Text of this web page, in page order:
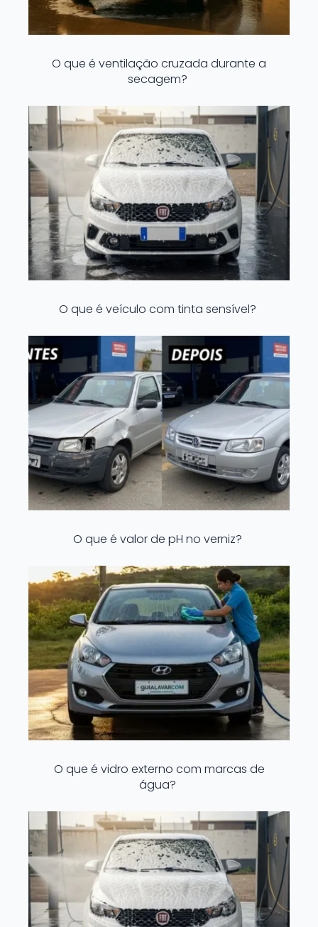
O que é ventilação cruzada durante a
secagem?
O que é veículo com tinta sensível?
O que é valor de pH no verniz?
O que é vidro externo com marcas de
água?